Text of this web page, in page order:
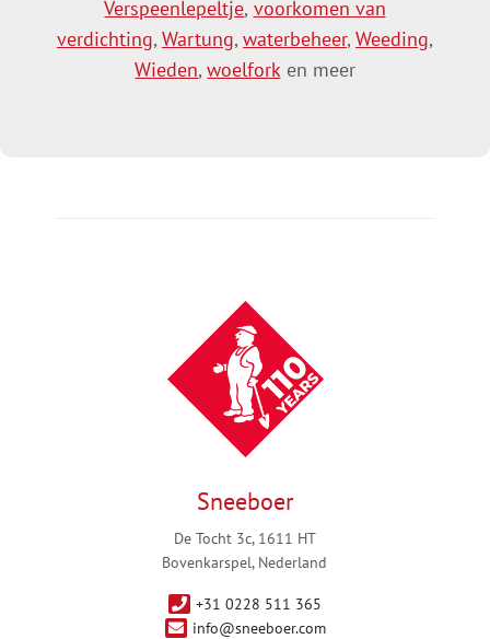
Verspeenlepeltje, voorkomen van
verdichting, Wartung,waterbeheer,Weeding,
Wieden,woelfork en meer
Sneeboer
De Tocht 3c, 1611 HT
Bovenkarspel, Nederland
+31 0228 511 365
info@sneeboer.com